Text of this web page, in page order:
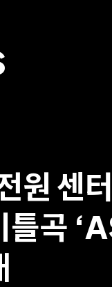
원 센
틀곡